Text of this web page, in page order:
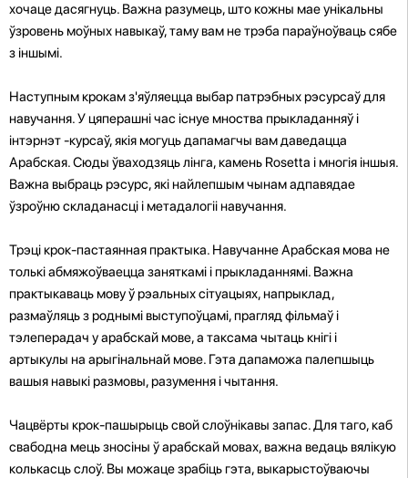
хочаце дасягнуць. Важна разумець, што кожны мае унікальны
ўзровень моўных навыкаў, таму вам не трэба параўноўваць сябе
з іншымі.
Наступным крокам з'яўляецца выбар патрэбных рэсурсаў для
навучання. У цяперашні час існуе мноства прыкладанняў і
інтэрнэт -курсаў, якія могуць дапамагчы вам даведацца
Арабская. Сюды ўваходзяць лінга, камень Rosetta і многія іншыя.
Важна выбраць рэсурс, які найлепшым чынам адпавядае
ўзроўню складанасці і метадалогіі навучання.
Трэці крок-пастаянная практыка. Навучанне Арабская мова не
толькі абмяжоўваецца заняткамі і прыкладаннямі. Важна
практыкаваць мову ў рэальных сітуацыях, напрыклад,
размаўляць з роднымі выступоўцамі, прагляд фільмаў і
тэлеперадач у арабскай мове, а таксама чытаць кнігі і
артыкулы на арыгінальнай мове. Гэта дапаможа палепшыць
вашыя навыкі размовы, разумення і чытання.
Чацвёрты крок-пашырыць свой слоўнікавы запас. Для таго, каб
свабодна мець зносіны ў арабскай мовах, важна ведаць вялікую
колькасць слоў. Вы можаце зрабіць гэта, выкарыстоўваючы